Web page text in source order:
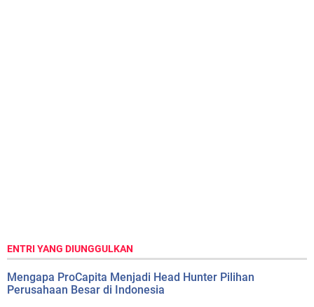
ENTRI YANG DIUNGGULKAN
Mengapa ProCapita Menjadi Head Hunter Pilihan
Perusahaan Besar di Indonesia